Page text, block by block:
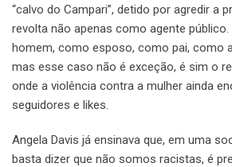
“calvo do Campari”, detido por agredir a
revolta não apenas como agente
homem, como esposo, como pai, como
mas esse caso não é exceção, é sim o
onde a violência contra a mulher ainda
seguidores e likes.
Angela Davis já ensinava que, em uma
basta dizer que não somos racistas, é